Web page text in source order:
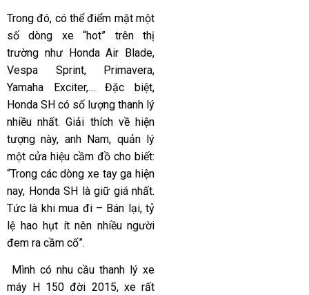
Trong đó, có thể điểm mặt một
số dòng xe “hot” trên thị
trường như Honda Air Blade,
Vespa Sprint, Primavera,
Yamaha Exciter,… Đặc biệt,
Honda SH có số lượng thanh lý
nhiều nhất. Giải thích về hiện
tượng này, anh Nam, quản lý
một cửa hiệu cầm đồ cho biết:
“Trong các dòng xe tay ga hiện
nay, Honda SH là giữ giá nhất.
Tức là khi mua đi – Bán lại, tỷ
lệ hao hụt ít nên nhiều người
đem ra cầm cố”.
Mình có nhu cầu thanh lý xe
máy H 150 đời 2015, xe rất